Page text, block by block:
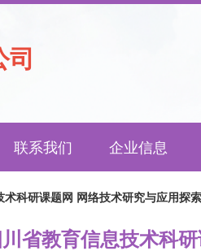
联系我们 企业信息
术科研课题网 网络技术研究与应用探索
川省教育信息技术科